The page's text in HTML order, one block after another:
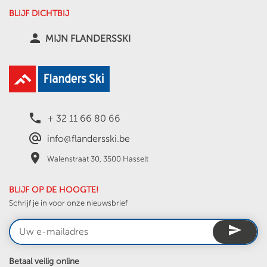
BLIJF DICHTBIJ
person MIJN FLANDERSSKI
local_phone + 32 11 66 80 66
alternate_email info@flandersski.be
place Walenstraat 30, 3500 Hasselt
BLIJF OP DE HOOGTE!
Schrijf je in voor onze nieuwsbrief
send
Betaal veilig online